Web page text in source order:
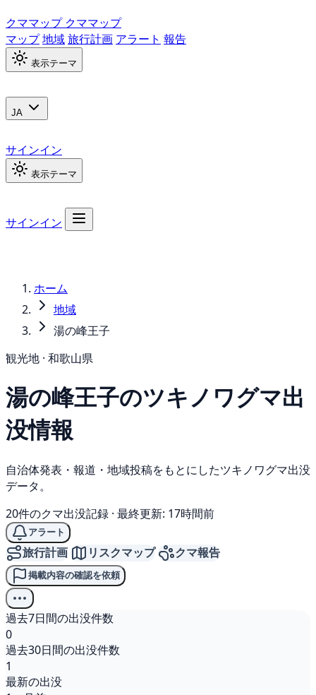
クママップ クママップ
マップ地域旅行計画 アラート 報告
表示テーマ
JA
サインイン
表示テーマ
サインイン
ホーム
地域
湯の峰王子
観光地 · 和歌山県
湯の峰王子のツキノワグマ出
没情報
自治体発表・報道・地域投稿をもとにしたツキノワグマ出没
データ。
20件のクマ出没記録 · 最終更新: 17時間前
アラート
旅行計画 リスクマップ クマ報告
掲載内容の確認を依頼
過去7日間の出没件数
0
過去30日間の出没件数
1
最新の出没